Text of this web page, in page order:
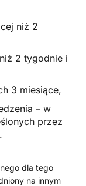
niż 2
2 tygodnie i
3 miesiące,
– w
przez
dla tego
na innym